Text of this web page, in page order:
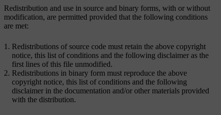
Redistribution and use in source and binary forms, with or without
modification, are permitted provided that the following conditions
are met:
Redistributions of source code must retain the above copyright
notice, this list of conditions and the following disclaimer as the
first lines of this file unmodified.
Redistributions in binary form must reproduce the above
copyright notice, this list of conditions and the following
disclaimer in the documentation and/or other materials provided
with the distribution.